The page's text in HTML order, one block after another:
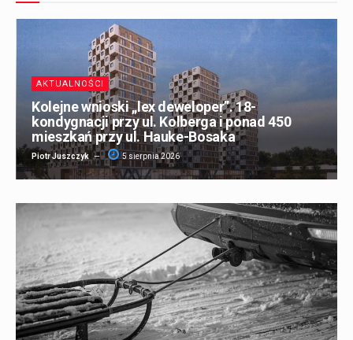
AKTUALNOŚCI
Kolejne wnioski „lex deweloper”. 18-
kondygnacji przy ul. Kolberga i ponad 450
mieszkań przy ul. Hauke-Bosaka
Piotr Juszczyk 5 sierpnia 2026